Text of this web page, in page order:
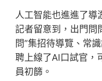
人工智能也進進了導
記者留意到，出門問
問”集招待導覽、常
聘上線了AI口試官，
員初篩。